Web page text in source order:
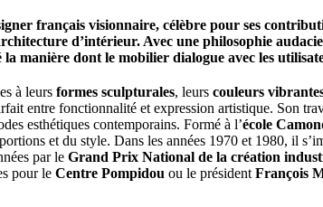
français visionnaire, célèbre pour ses
d’intérieur. Avec une philosophie
manière dont le mobilier dialogue avec les
à leurs formes sculpturales, leurs couleurs
entre fonctionnalité et expression artistique. Son
esthétiques contemporains. Formé à l’école
et du style. Dans les années 1970 et 1980, il
par le Grand Prix National de la création
pour le Centre Pompidou ou le président François